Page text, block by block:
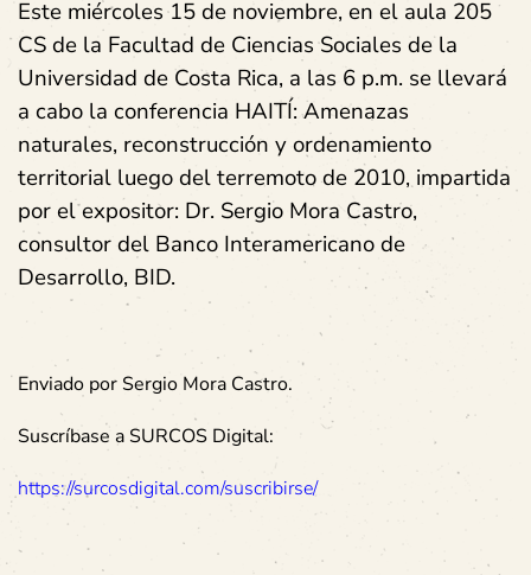
Este miércoles 15 de noviembre, en el aula 205
CS de la Facultad de Ciencias Sociales de la
Universidad de Costa Rica, a las 6 p.m. se llevará
a cabo la conferencia HAITÍ: Amenazas
naturales, reconstrucción y ordenamiento
territorial luego del terremoto de 2010, impartida
por el expositor: Dr. Sergio Mora Castro,
consultor del Banco Interamericano de
Desarrollo, BID.
Enviado por Sergio Mora Castro.
Suscríbase a SURCOS Digital:
https://surcosdigital.com/suscribirse/